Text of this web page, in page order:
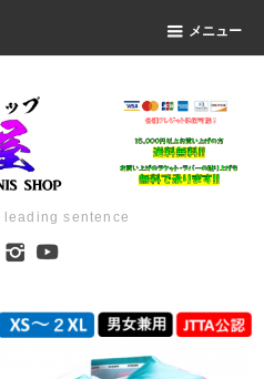
メニュー
sentence